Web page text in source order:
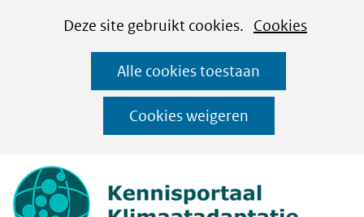
CookiesDeze site gebruikt cookies. Cookies
op
deze
Alle cookies toestaan
Cookies weigeren
Ga
naar
de
inhoud